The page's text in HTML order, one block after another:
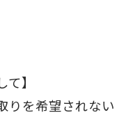
】
りを希望されない